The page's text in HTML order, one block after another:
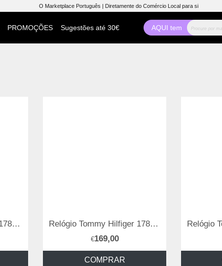
O Marketplace Português | Diretamente do Comércio Local para si
PROMOÇÕES Sugestões até 30€ AQUI tem
Relógio Tommy Hilfiger 1782782 Relógio Tommy Hilfiger 1782590
€169,00
COMPRAR